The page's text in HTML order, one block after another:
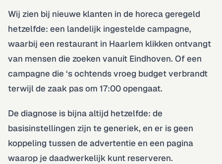
Wij zien bij nieuwe klanten in de horeca geregeld
hetzelfde: een landelijk ingestelde campagne,
waarbij een restaurant in Haarlem klikken ontvangt
van mensen die zoeken vanuit Eindhoven. Of een
campagne die ‘s ochtends vroeg budget verbrandt
terwijl de zaak pas om 17:00 opengaat.
De diagnose is bijna altijd hetzelfde: de
basisinstellingen zijn te generiek, en er is geen
koppeling tussen de advertentie en een pagina
waarop je daadwerkelijk kunt reserveren.